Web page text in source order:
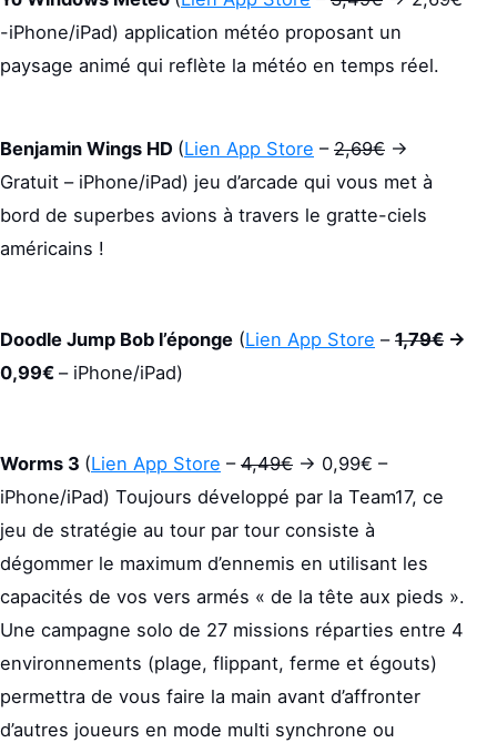
-iPhone/iPad) application météo proposant un
paysage animé qui reflète la météo en temps réel.
Benjamin Wings HD (Lien App Store – 2,69€ ->
Gratuit – iPhone/iPad) jeu d’arcade qui vous met à
bord de superbes avions à travers le gratte-ciels
américains !
Doodle Jump Bob l’éponge (Lien App Store – 1,79€ ->
0,99€ – iPhone/iPad)
Worms 3 (Lien App Store – 4,49€ -> 0,99€ –
iPhone/iPad) Toujours développé par la Team17, ce
jeu de stratégie au tour par tour consiste à
dégommer le maximum d’ennemis en utilisant les
capacités de vos vers armés « de la tête aux pieds ».
Une campagne solo de 27 missions réparties entre 4
environnements (plage, flippant, ferme et égouts)
permettra de vous faire la main avant d’affronter
d’autres joueurs en mode multi synchrone ou